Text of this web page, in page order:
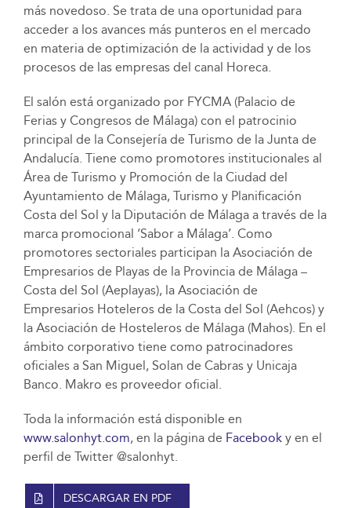
más novedoso. Se trata de una oportunidad para
acceder a los avances más punteros en el mercado
en materia de optimización de la actividad y de los
procesos de las empresas del canal Horeca.
El salón está organizado por FYCMA (Palacio de
Ferias y Congresos de Málaga) con el patrocinio
principal de la Consejería de Turismo de la Junta de
Andalucía. Tiene como promotores institucionales al
Área de Turismo y Promoción de la Ciudad del
Ayuntamiento de Málaga, Turismo y Planificación
Costa del Sol y la Diputación de Málaga a través de la
marca promocional ‘Sabor a Málaga’. Como
promotores sectoriales participan la Asociación de
Empresarios de Playas de la Provincia de Málaga –
Costa del Sol (Aeplayas), la Asociación de
Empresarios Hoteleros de la Costa del Sol (Aehcos) y
la Asociación de Hosteleros de Málaga (Mahos). En el
ámbito corporativo tiene como patrocinadores
oficiales a San Miguel, Solan de Cabras y Unicaja
Banco. Makro es proveedor oficial.
Toda la información está disponible en
www.salonhyt.com, en la página de Facebooky en el
perfil de Twitter @salonhyt.
DESCARGAR EN PDF